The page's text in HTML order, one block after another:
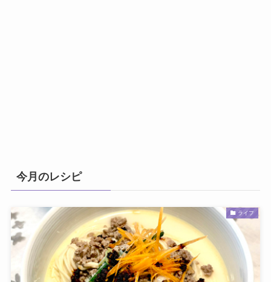
今月のレシピ
ライフ